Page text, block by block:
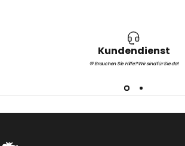
Kundendienst
💬 Brauchen Sie Hilfe? Wir sind für Sie da!
Teeninga Palmen